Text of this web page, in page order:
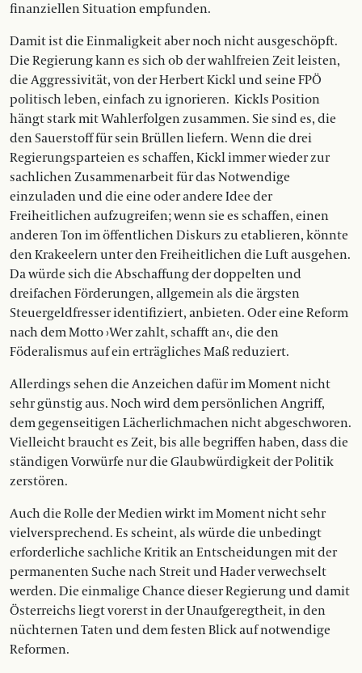
finanziellen Situation empfunden.
Damit ist die Einmaligkeit aber noch nicht ausgeschöpft.
Die Regierung kann es sich ob der wahlfreien Zeit leisten,
die Aggressivität, von der Herbert Kickl und seine FPÖ
politisch leben, einfach zu ignorieren. Kickls Position
hängt stark mit Wahlerfolgen zusammen. Sie sind es, die
den Sauerstoff für sein Brüllen liefern. Wenn die drei
Regierungsparteien es schaffen, Kickl immer wieder zur
sachlichen Zusammenarbeit für das Notwendige
einzuladen und die eine oder andere Idee der
Freiheitlichen aufzugreifen; wenn sie es schaffen, einen
anderen Ton im öffentlichen Diskurs zu etablieren, könnte
den Krakeelern unter den Freiheitlichen die Luft ausgehen.
Da würde sich die Abschaffung der doppelten und
dreifachen Förderungen, allgemein als die ärgsten
Steuergeldfresser identifiziert, anbieten. Oder eine Reform
nach dem Motto ›Wer zahlt, schafft an‹, die den
Föderalismus auf ein erträgliches Maß reduziert.
Allerdings sehen die Anzeichen dafür im Moment nicht
sehr günstig aus. Noch wird dem persönlichen Angriff,
dem gegenseitigen Lächerlichmachen nicht abgeschworen.
Vielleicht braucht es Zeit, bis alle begriffen haben, dass die
ständigen Vorwürfe nur die Glaubwürdigkeit der Politik
zerstören.
Auch die Rolle der Medien wirkt im Moment nicht sehr
vielversprechend. Es scheint, als würde die ­unbedingt
erforderliche sachliche Kritik an Entscheidungen mit der
permanenten Suche nach Streit und Hader verwechselt
werden. Die einmalige Chance dieser Regierung und damit
Österreichs liegt vorerst in der Unaufgeregtheit, in den
nüchternen Taten und dem festen Blick auf notwendige
Reformen.